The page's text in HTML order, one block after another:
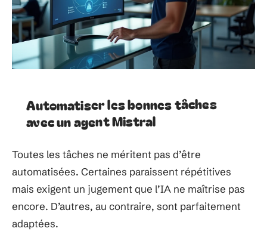
Automatiser les bonnes tâches
avec un agent Mistral
Toutes les tâches ne méritent pas d’être
automatisées. Certaines paraissent répétitives
mais exigent un jugement que l’IA ne maîtrise pas
encore. D’autres, au contraire, sont parfaitement
adaptées.